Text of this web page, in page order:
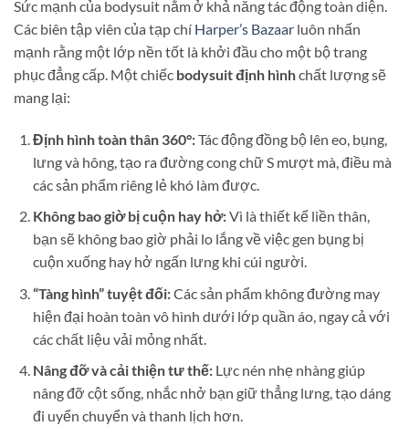
Sức mạnh của bodysuit nằm ở khả năng tác động toàn diện.
Các biên tập viên của tạp chí Harper’s Bazaar luôn nhấn
mạnh rằng một lớp nền tốt là khởi đầu cho một bộ trang
phục đẳng cấp. Một chiếc bodysuit định hìnhchất lượng sẽ
mang lại:
Định hình toàn thân 360°:Tác động đồng bộ lên eo, bụng,
lưng và hông, tạo ra đường cong chữ S mượt mà, điều mà
các sản phẩm riêng lẻ khó làm được.
Không bao giờ bị cuộn hay hở:Vì là thiết kế liền thân,
bạn sẽ không bao giờ phải lo lắng về việc gen bụng bị
cuộn xuống hay hở ngấn lưng khi cúi người.
“Tàng hình” tuyệt đối:Các sản phẩm không đường may
hiện đại hoàn toàn vô hình dưới lớp quần áo, ngay cả với
các chất liệu vải mỏng nhất.
Nâng đỡ và cải thiện tư thế:Lực nén nhẹ nhàng giúp
nâng đỡ cột sống, nhắc nhở bạn giữ thẳng lưng, tạo dáng
đi uyển chuyển và thanh lịch hơn.